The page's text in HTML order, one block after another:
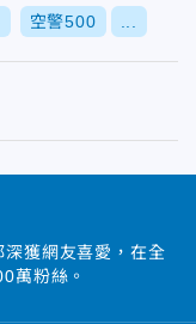
空警500
獲網友喜愛，在全
萬粉絲。